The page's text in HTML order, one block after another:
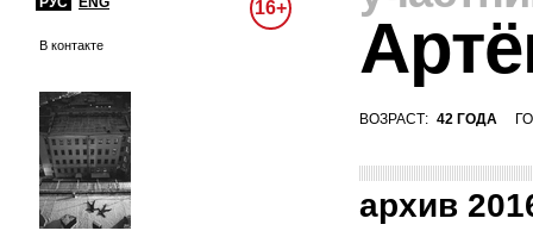
16+
В контакте
ВОЗРАСТ: 42 ГОДА
архив